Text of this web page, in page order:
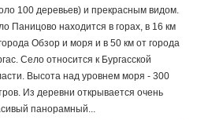
100 деревьев) и прекрасным видом.
Паницово находится в горах, в 16 км
Обзор и моря и в 50 км от города
Село относится к Бургасской
Высота над уровнем моря - 300
Из деревни открывается очень
панорамный...